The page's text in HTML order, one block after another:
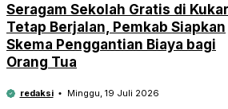
Seragam Sekolah Gratis di Kukar
Tetap Berjalan, Pemkab Siapkan
Skema Penggantian Biaya bagi
Orang Tua
redaksi Minggu, 19 Juli 2026